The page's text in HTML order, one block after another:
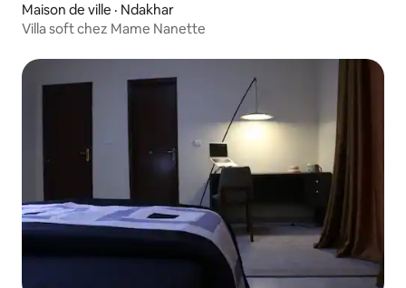
Maison de ville · Ndakhar
Villa soft chez Mame Nanette